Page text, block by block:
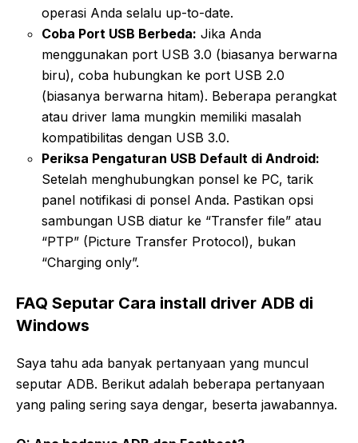
operasi Anda selalu up-to-date.
Coba Port USB Berbeda: Jika Anda
menggunakan port USB 3.0 (biasanya berwarna
biru), coba hubungkan ke port USB 2.0
(biasanya berwarna hitam). Beberapa perangkat
atau driver lama mungkin memiliki masalah
kompatibilitas dengan USB 3.0.
Periksa Pengaturan USB Default di Android:
Setelah menghubungkan ponsel ke PC, tarik
panel notifikasi di ponsel Anda. Pastikan opsi
sambungan USB diatur ke “Transfer file” atau
“PTP” (Picture Transfer Protocol), bukan
“Charging only”.
FAQ Seputar Cara install driver ADB di
Windows
Saya tahu ada banyak pertanyaan yang muncul
seputar ADB. Berikut adalah beberapa pertanyaan
yang paling sering saya dengar, beserta jawabannya.